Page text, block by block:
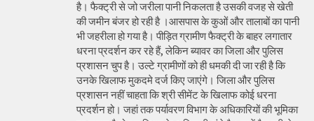
है। फैक्ट्री से जो जरीला पानी निकलता है उसकी वजह से खेती
की जमीन बंजर हो रही है ।आसपास के कुओं और तालाबों का पानी
भी जहरीला हो गया है। पीड़ित ग्रामीण फैक्ट्री के बाहर लगातार
धरना प्रदर्शन कर रहे हैं, लेकिन ब्यावर का जिला और पुलिस
प्रशासन चुप है। उल्टे ग्रामीणों को ही धमकी दी जा रही है कि
उनके खिलाफ मुकदमे दर्ज किए जाएंगे। जिला और पुलिस
प्रशासन नहीं चाहता कि श्री सीमेंट के खिलाफ कोई धरना
प्रदर्शन हो। जहां तक पर्यावरण विभाग के अधिकारियों की भूमिका